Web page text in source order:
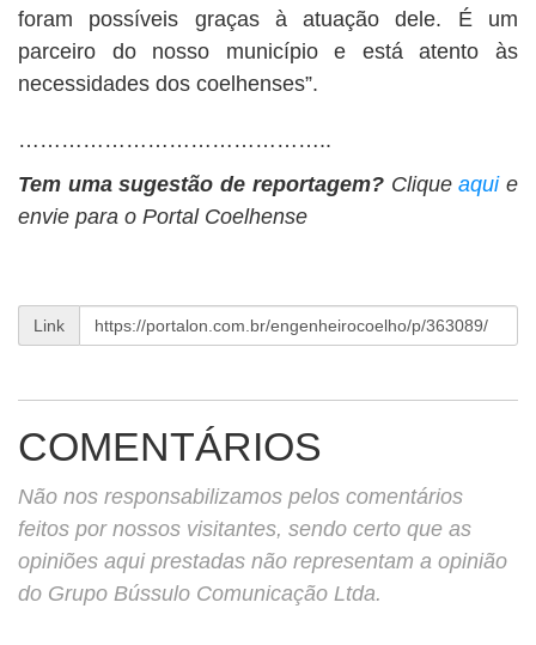
foram possíveis graças à atuação dele. É um
parceiro do nosso município e está atento às
necessidades dos coelhenses”.
……………………………………..
Tem uma sugestão de reportagem?Cliqueaquie
envie para o Portal Coelhense
Link
COMENTÁRIOS
Não nos responsabilizamos pelos comentários
feitos por nossos visitantes, sendo certo que as
opiniões aqui prestadas não representam a opinião
do Grupo Bússulo Comunicação Ltda.